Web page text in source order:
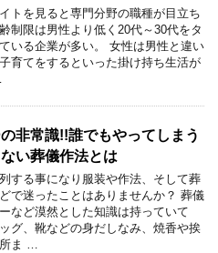
トを見ると専門分野の職種が目立ち
制限は男性より低く20代～30代をタ
いる企業が多い。 女性は男性と違い
育てをするといった掛け持ち生活が
非常識!!誰でもやってしまう
い葬儀作法とは
する事になり服装や作法、そして葬
で迷ったことはありませんか？ 葬儀
など漠然とした知識は持っていて
グ、靴などの身だしなみ、焼香や挨
ま …